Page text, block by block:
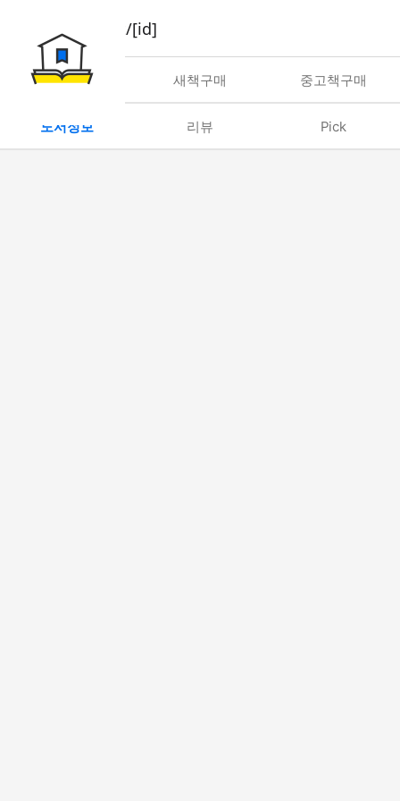
book/rent/[id]
대여 새책구매 중고책구매
도서정보 리뷰 Pick